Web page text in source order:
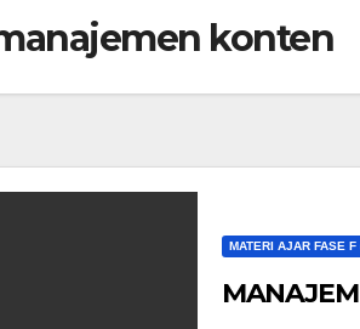
konten
MATERI AJAR FASE